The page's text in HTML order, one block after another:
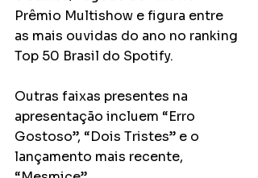
Prêmio Multishow e figura entre
as mais ouvidas do ano no ranking
Top 50 Brasil do Spotify.
Outras faixas presentes na
apresentação incluem “Erro
Gostoso”, “Dois Tristes” e o
lançamento mais recente,